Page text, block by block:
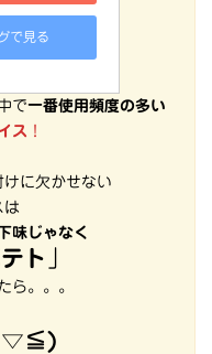
で見る
で一番使用頻度の多い
ス ！
に欠かせない
は
味じゃなく
ト
ら。。。